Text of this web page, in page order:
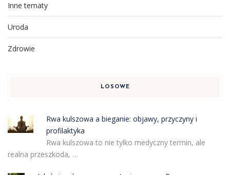
Inne tematy
Uroda
Zdrowie
LOSOWE
Rwa kulszowa a bieganie: objawy, przyczyny i
profilaktyka
Rwa kulszowa to nie tylko medyczny termin, ale
realna przeszkoda, …